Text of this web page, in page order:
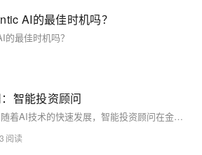
AI的最佳时机吗？
最佳时机吗？
智能投资顾问
【10月更文挑战第31天】随着AI技术的快速发展，智能投资顾问在金融领域的应用越来越广泛。本文介绍了智能投资顾问的定义、工作原理、优势及未来发展趋势，探讨了其在个人财富管理、养老金管理、机构风险管理及量化交易中的典型应用，并分析了面临的挑战与机遇。智能投资顾问以其高效、低成本、个性化和全天候服务的特点，正逐步改变传统投资管理方式。